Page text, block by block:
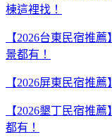
棟這裡找！
【2026台東民宿推
景都有！
【2026屏東民宿推
【2026墾丁民宿推
都有！